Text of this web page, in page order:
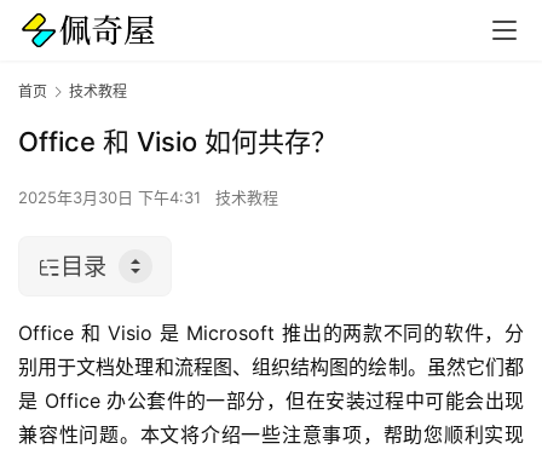
首页 技术教程
Office 和 Visio 如何共存？
2025年3月30日 下午4:31 技术教程
目录
Office 和 Visio 是 Microsoft 推出的两款不同的软件，分
别用于文档处理和流程图、组织结构图的绘制。虽然它们都
是 Office 办公套件的一部分，但在安装过程中可能会出现
兼容性问题。本文将介绍一些注意事项，帮助您顺利实现